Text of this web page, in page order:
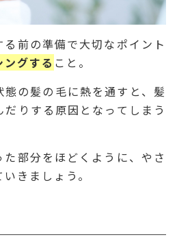
前の準備で大切なポイント
グする こと。
の髪の毛に熱を通すと、髪
りする原因となってしまう
部分をほどくように、やさ
きましょう。